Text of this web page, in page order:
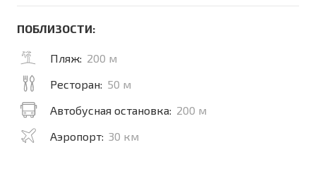
ПОБЛИЗОСТИ:
Пляж: 200 м
Ресторан: 50 м
Автобусная остановка: 200 м
Аэропорт: 30 км